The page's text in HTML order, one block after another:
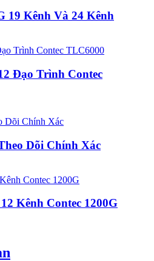
19 Kênh Và 24 Kênh
Đạo Trình Contec
Dõi Chính Xác
Kênh Contec 1200G